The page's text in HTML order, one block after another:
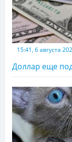
15:41, 6 августа
Доллар еще